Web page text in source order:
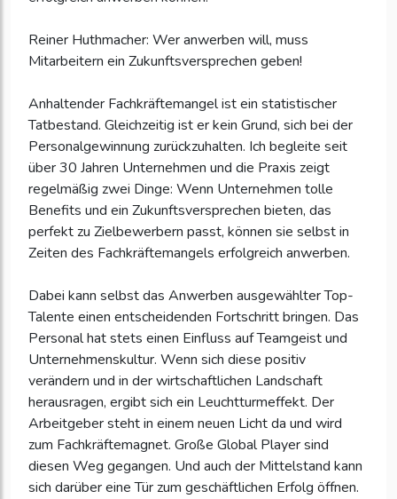
Reiner Huthmacher: Wer anwerben will, muss
Mitarbeitern ein Zukunftsversprechen geben!
Anhaltender Fachkräftemangel ist ein statistischer
Tatbestand. Gleichzeitig ist er kein Grund, sich bei der
Personalgewinnung zurückzuhalten. Ich begleite seit
über 30 Jahren Unternehmen und die Praxis zeigt
regelmäßig zwei Dinge: Wenn Unternehmen tolle
Benefits und ein Zukunftsversprechen bieten, das
perfekt zu Zielbewerbern passt, können sie selbst in
Zeiten des Fachkräftemangels erfolgreich anwerben.
Dabei kann selbst das Anwerben ausgewählter Top-
Talente einen entscheidenden Fortschritt bringen. Das
Personal hat stets einen Einfluss auf Teamgeist und
Unternehmenskultur. Wenn sich diese positiv
verändern und in der wirtschaftlichen Landschaft
herausragen, ergibt sich ein Leuchtturmeffekt. Der
Arbeitgeber steht in einem neuen Licht da und wird
zum Fachkräftemagnet. Große Global Player sind
diesen Weg gegangen. Und auch der Mittelstand kann
sich darüber eine Tür zum geschäftlichen Erfolg öffnen.